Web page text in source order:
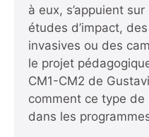
à eux, s’appuient
études d’impact,
invasives ou des
le projet
CM1-CM2 de
comment ce type
dans les